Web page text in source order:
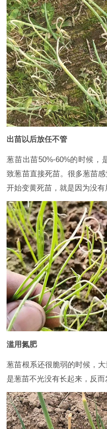
出苗以后放任不管
葱苗出苗50%-60%的时候，
致葱苗直接死苗。很多葱苗
开始变黄死苗，就是因为没有
滥用氮肥
葱苗根系还很脆弱的时候，
是葱苗不光没有长起来，反而